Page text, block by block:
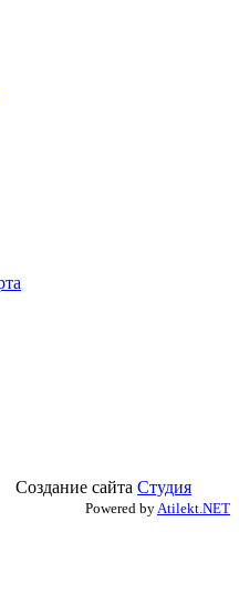
сайта Студия
Powered byAtilekt.NET